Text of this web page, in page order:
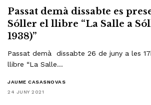
Passat demà dissabte es
Sóller el llibre “La Salle a
1938)”
Passat demà dissabte 26 de juny a les
llibre “La Salle…
JAUME CASASNOVAS
24 JUNY 2021